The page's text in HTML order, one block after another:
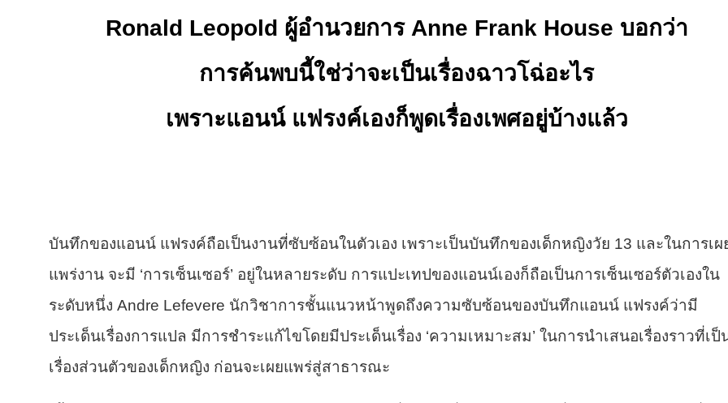
Ronald Leopold ผู้อำนวยการ Anne Frank House บอกว่า
การค้นพบนี้ใช่ว่าจะเป็นเรื่องฉาวโฉ่อะไร
เพราะแอนน์ แฟรงค์เองก็พูดเรื่องเพศอยู่บ้างแล้ว
บันทึกของแอนน์ แฟรงค์ถือเป็นงานที่ซับซ้อนในตัวเอง เพราะเป็นบันทึกของเด็กหญิงวัย 13 และในการเผ
แพร่งาน จะมี ‘การเซ็นเซอร์’ อยู่ในหลายระดับ การแปะเทปของแอนน์เองก็ถือเป็นการเซ็นเซอร์ตัวเองใน
ระดับหนึ่ง Andre Lefevere นักวิชาการชั้นแนวหน้าพูดถึงความซับซ้อนของบันทึกแอนน์ แฟรงค์ว่ามี
ประเด็นเรื่องการแปล มีการชำระแก้ไขโดยมีประเด็นเรื่อง ‘ความเหมาะสม’ ในการนำเสนอเรื่องราวที่เป็
เรื่องส่วนตัวของเด็กหญิง ก่อนจะเผยแพร่สู่สาธารณะ